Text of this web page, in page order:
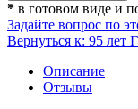
* в готовом виде и
Задайте вопрос по
Вернуться к: 95 лет
Описание
Отзывы